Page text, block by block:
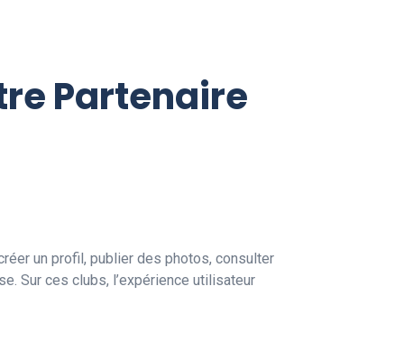
Partenaire
un profil, publier des photos, consulter
Sur ces clubs, l’expérience utilisateur